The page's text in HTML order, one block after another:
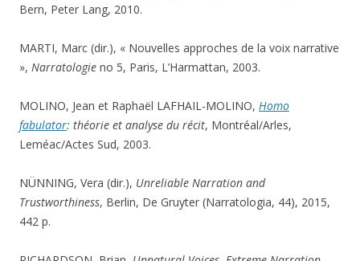
Bern, Peter Lang, 2010.
MARTI, Marc (dir.), « Nouvelles approches de la voix narrative
», Narratologie no 5, Paris, L’Harmattan, 2003.
MOLINO, Jean et Raphaël LAFHAIL-MOLINO, Homo
fabulator: théorie et analyse du récit, Montréal/Arles,
Leméac/Actes Sud, 2003.
NÜNNING, Vera (dir.), Unreliable Narration and
Trustworthiness, Berlin, De Gruyter (Narratologia, 44), 2015,
442 p.